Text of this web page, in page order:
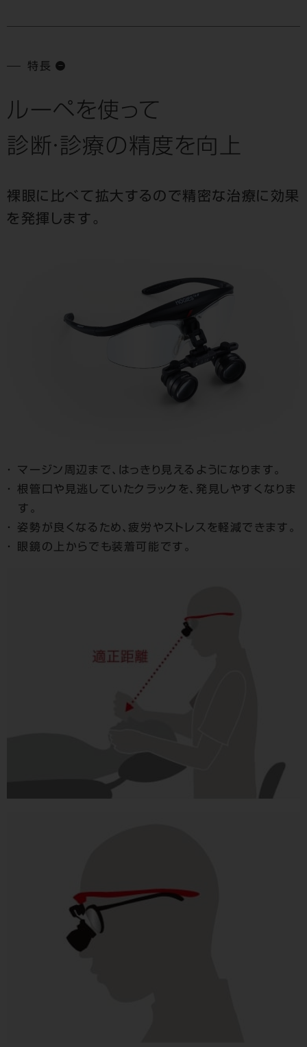
特長
ルーペを使って
診断・診療の精度を向上
裸眼に比べて拡大するので精密な治療に効果
を発揮します。
マージン周辺まで、はっきり見えるようになります。
根管口や見逃していたクラックを、発見しやすくなりま
す。
姿勢が良くなるため、疲労やストレスを軽減できます。
眼鏡の上からでも装着可能です。